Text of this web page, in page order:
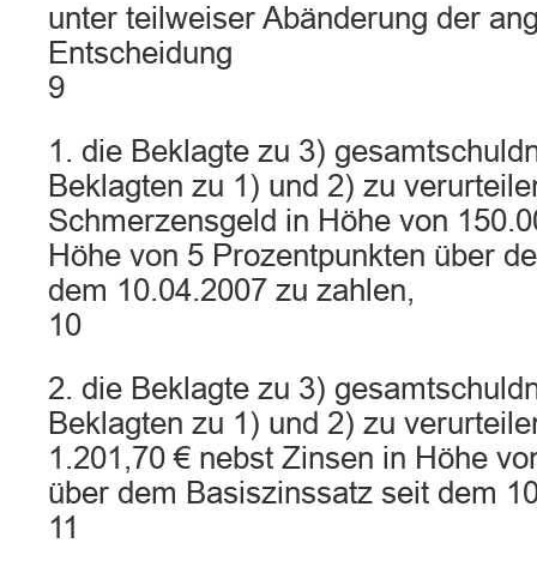
unter teilweiser Abänderung der
Entscheidung
9
1. die Beklagte zu 3)
Beklagten zu 1) und 2) zu
Schmerzensgeld in Höhe von
Höhe von 5 Prozentpunkten über
dem 10.04.2007 zu zahlen,
10
2. die Beklagte zu 3)
Beklagten zu 1) und 2) zu
1.201,70 € nebst Zinsen in Höhe
über dem Basiszinssatz seit dem
11